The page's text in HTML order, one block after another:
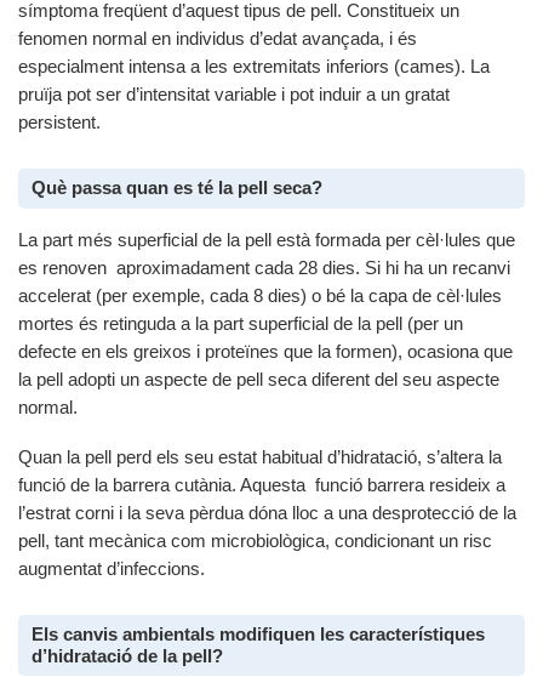
símptoma freqüent d’aquest tipus de pell. Constitueix un
fenomen normal en individus d’edat avançada, i és
especialment intensa a les extremitats inferiors (cames). La
pruïja pot ser d’intensitat variable i pot induir a un gratat
persistent.
Què passa quan es té la pell seca?
La part més superficial de la pell està formada per cèl·lules que
es renoven aproximadament cada 28 dies. Si hi ha un recanvi
accelerat (per exemple, cada 8 dies) o bé la capa de cèl·lules
mortes és retinguda a la part superficial de la pell (per un
defecte en els greixos i proteïnes que la formen), ocasiona que
la pell adopti un aspecte de pell seca diferent del seu aspecte
normal.
Quan la pell perd els seu estat habitual d’hidratació, s’altera la
funció de la barrera cutània. Aquesta funció barrera resideix a
l’estrat corni i la seva pèrdua dóna lloc a una desprotecció de la
pell, tant mecànica com microbiològica, condicionant un risc
augmentat d’infeccions.
Els canvis ambientals modifiquen les característiques
d’hidratació de la pell?